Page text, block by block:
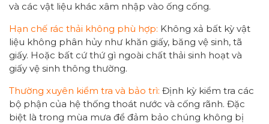
và các vật liệu khác xâm nhập vào ống cống.
Hạn chế rác thải không phù hợp: Không xả bất kỳ vật
liệu không phân hủy như khăn giấy, băng vệ sinh, tã
giấy. Hoặc bất cứ thứ gì ngoài chất thải sinh hoạt và
giấy vệ sinh thông thường.
Thường xuyên kiểm tra và bảo trì: Định kỳ kiểm tra các
bộ phận của hệ thống thoát nước và cống rãnh. Đặc
biệt là trong mùa mưa để đảm bảo chúng không bị